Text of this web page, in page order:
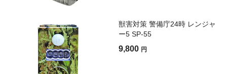
獣害対策 警備庁24時 レンジャ
ー5 SP-55
9,800 円